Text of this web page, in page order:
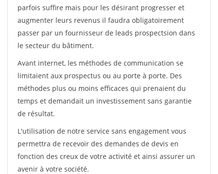
parfois suffire mais pour les désirant progresser et
augmenter leurs revenus il faudra obligatoirement
passer par un fournisseur de leads prospectsion dans
le secteur du bâtiment.
Avant internet, les méthodes de communication se
limitaient aux prospectus ou au porte à porte. Des
méthodes plus ou moins efficaces qui prenaient du
temps et demandait un investissement sans garantie
de résultat.
L'utilisation de notre service sans engagement vous
permettra de recevoir des demandes de devis en
fonction des creux de votre activité et ainsi assurer un
avenir à votre société.